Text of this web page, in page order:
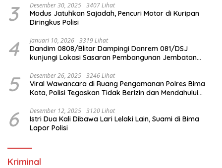
3 Desember 30, 2025 3407 Lihat
Modus Jatuhkan Sajadah, Pencuri Motor di Kuripan
Diringkus Polisi
4 Januari 10, 2026 3319 Lihat
Dandim 0808/Blitar Dampingi Danrem 081/DSJ
kunjungi Lokasi Sasaran Pembangunan Jembatan
5 Desember 26, 2025 3246 Lihat
Viral Wawancara di Ruang Pengamanan Polres Bima
Kota, Polisi Tegaskan Tidak Berizin dan Mendahului
6 Desember 12, 2025 3120 Lihat
Istri Dua Kali Dibawa Lari Lelaki Lain, Suami di Bima
Lapor Polisi
Kriminal